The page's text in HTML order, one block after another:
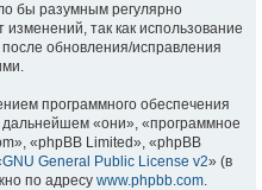
бы разумным регулярно
так как использование
обновления/исправления
программного обеспечения
«они», «программное
«phpBB Limited», «phpBB
GNU General Public License v2» (в
по адресу www.phpbb.com.